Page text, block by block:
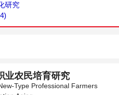
研究
业农民培育研究
Type Professional Farmers